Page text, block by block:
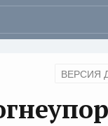
ВЕРСИЯ